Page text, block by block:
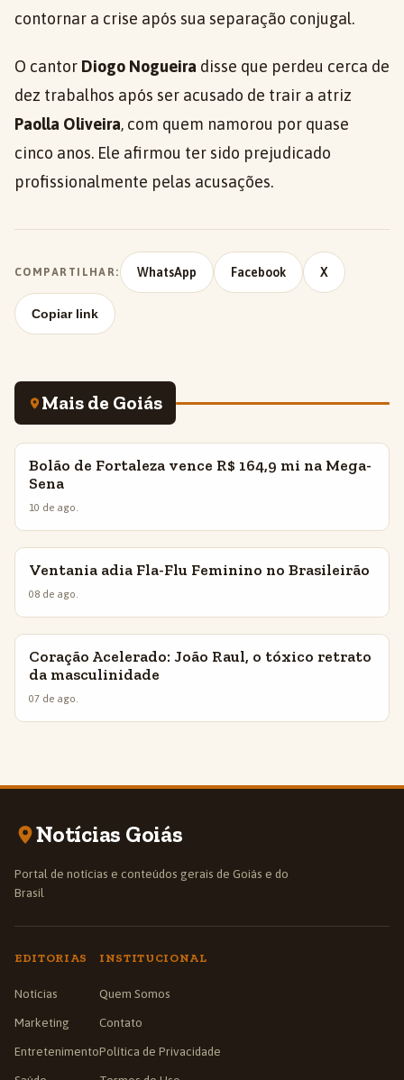
contornar a crise após sua separação conjugal.
O cantor Diogo Nogueira disse que perdeu cerca de
dez trabalhos após ser acusado de trair a atriz
Paolla Oliveira, com quem namorou por quase
cinco anos. Ele afirmou ter sido prejudicado
profissionalmente pelas acusações.
COMPARTILHAR: WhatsApp Facebook X
Copiar link
Mais de Goiás
INSIGHTS
Bolão de Fortaleza vence R$ 164,9 mi na Mega-
Sena
10 de ago.
INSIGHTS
Ventania adia Fla-Flu Feminino no Brasileirão
08 de ago.
INSIGHTS
Coração Acelerado: João Raul, o tóxico retrato
da masculinidade
07 de ago.
Notícias Goiás
Portal de notícias e conteúdos gerais de Goiás e do
Brasil
EDITORIAS
Notícias
Marketing
Entretenimento
INSTITUCIONAL
Quem Somos
Contato
Política de Privacidade